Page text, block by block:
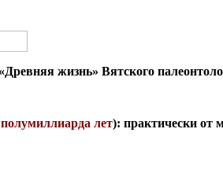
жизнь» Вятского
полумиллиарда лет): практически от